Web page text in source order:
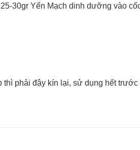
30gr Yến Mạch dinh dưỡng vào
phải đậy kín lại, sử dụng hết